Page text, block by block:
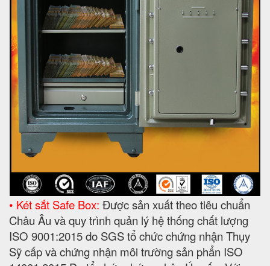
• Két sắt Safe Box: Được sản xuất theo tiêu chuẩn
Châu Âu và quy trình quản lý hệ thống chất lượng
ISO 9001:2015 do SGS tổ chức chứng nhận Thụy
Sỹ cấp và chứng nhận môi trường sản phẩn ISO